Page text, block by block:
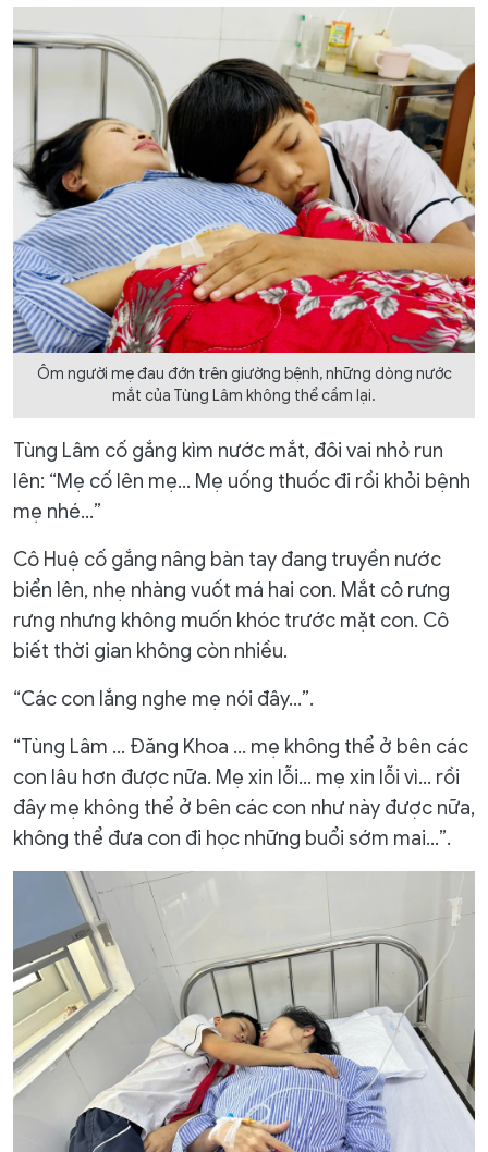
Ôm người mẹ đau đớn trên giường bệnh, những dòng nước
mắt của Tùng Lâm không thể cầm lại.
Tùng Lâm cố gắng kìm nước mắt, đôi vai nhỏ run
lên: “Mẹ cố lên mẹ… Mẹ uống thuốc đi rồi khỏi bệnh
mẹ nhé…”
Cô Huệ cố gắng nâng bàn tay đang truyền nước
biển lên, nhẹ nhàng vuốt má hai con. Mắt cô rưng
rưng nhưng không muốn khóc trước mặt con. Cô
biết thời gian không còn nhiều.
“Các con lắng nghe mẹ nói đây...”.
“Tùng Lâm … Đăng Khoa … mẹ không thể ở bên các
con lâu hơn được nữa. Mẹ xin lỗi… mẹ xin lỗi vì… rồi
đây mẹ không thể ở bên các con như này được nữa,
không thể đưa con đi học những buổi sớm mai…”.